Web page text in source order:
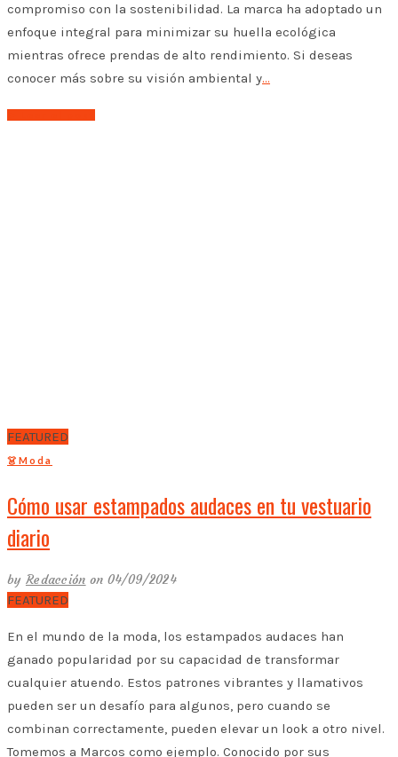
compromiso con la sostenibilidad. La marca ha adoptado un
enfoque integral para minimizar su huella ecológica
mientras ofrece prendas de alto rendimiento. Si deseas
conocer más sobre su visión ambiental y…
FEATURED
👗Moda
Cómo usar estampados audaces en tu vestuario
diario
by Redacción on 04/09/2024
FEATURED
En el mundo de la moda, los estampados audaces han
ganado popularidad por su capacidad de transformar
cualquier atuendo. Estos patrones vibrantes y llamativos
pueden ser un desafío para algunos, pero cuando se
combinan correctamente, pueden elevar un look a otro nivel.
Tomemos a Marcos como ejemplo. Conocido por sus